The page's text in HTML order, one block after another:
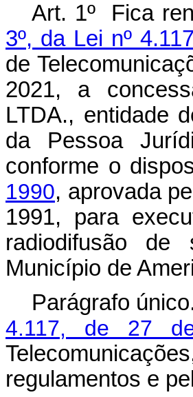
Art. 1º Fica
3º, da Lei nº
de
2021, a
LTDA., entidade
da Pessoa
conforme o
1990, aprovada
1991, para
radiodifusão
Município de
Parágrafo
4.117, de 27
regulamentos e